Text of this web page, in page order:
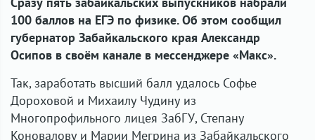
100 баллов на ЕГЭ по физике. Об этом сообщил
губернатор Забайкальского края Александр
Осипов в своём канале в мессенджере «Макс».
Так, заработать высший балл удалось Софье
Дороховой и Михаилу Чудину из
Многопрофильного лицея ЗабГУ, Степану
Коновалову и Марии Мегрина из Забайкальского